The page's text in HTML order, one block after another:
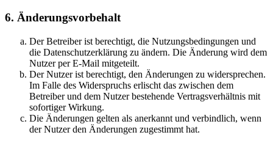
6. Änderungsvorbehalt
Der Betreiber ist berechtigt, die Nutzungsbedingungen und
die Datenschutzerklärung zu ändern. Die Änderung wird dem
Nutzer per E-Mail mitgeteilt.
Der Nutzer ist berechtigt, den Änderungen zu widersprechen.
Im Falle des Widerspruchs erlischt das zwischen dem
Betreiber und dem Nutzer bestehende Vertragsverhältnis mit
sofortiger Wirkung.
Die Änderungen gelten als anerkannt und verbindlich, wenn
der Nutzer den Änderungen zugestimmt hat.